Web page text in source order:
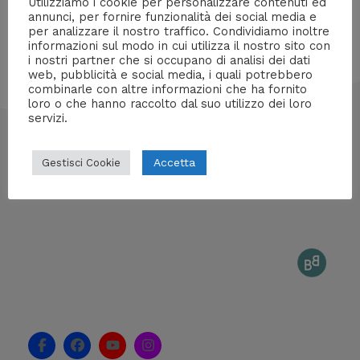
Contatti stampa
Cos'è Mente Digitale
F
a
F
a
Y
o
I
n
annunci, per fornire funzionalità dei social media e
per analizzare il nostro traffico. Condividiamo inoltre
informazioni sul modo in cui utilizza il nostro sito con
i nostri partner che si occupano di analisi dei dati
web, pubblicità e social media, i quali potrebbero
combinarle con altre informazioni che ha fornito
loro o che hanno raccolto dal suo utilizzo dei loro
servizi.
Gestisci Cookie Accetta